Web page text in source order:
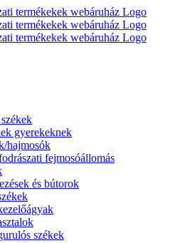
gyerekeknek
hajmosók
fejmosóállomás
és bútorok
székek